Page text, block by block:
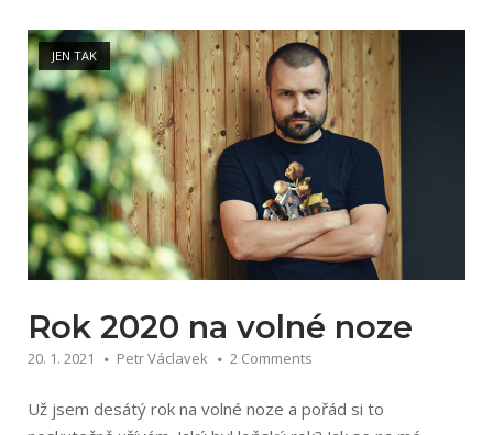
co
s
tím?“
JEN TAK
Open post
Rok 2020 na volné noze
20. 1. 2021 Petr Václavek 2 Comments
Už jsem desátý rok na volné noze a pořád si to